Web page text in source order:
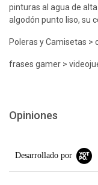
pinturas al agua de
algodón punto liso, su
Poleras y Camisetas >
frases gamer >
Opiniones
Desarrollado por